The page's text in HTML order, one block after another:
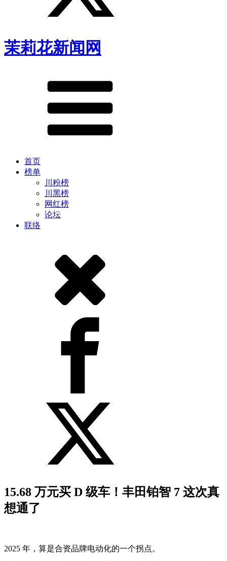
茉莉花新闻网
首页
榜单
川粉榜
川黑榜
网红榜
论坛
联络
15.68 万元买 D 级车！丰田铂智 7 这次真
想通了
2025 年，算是合资品牌电动化的一个拐点。